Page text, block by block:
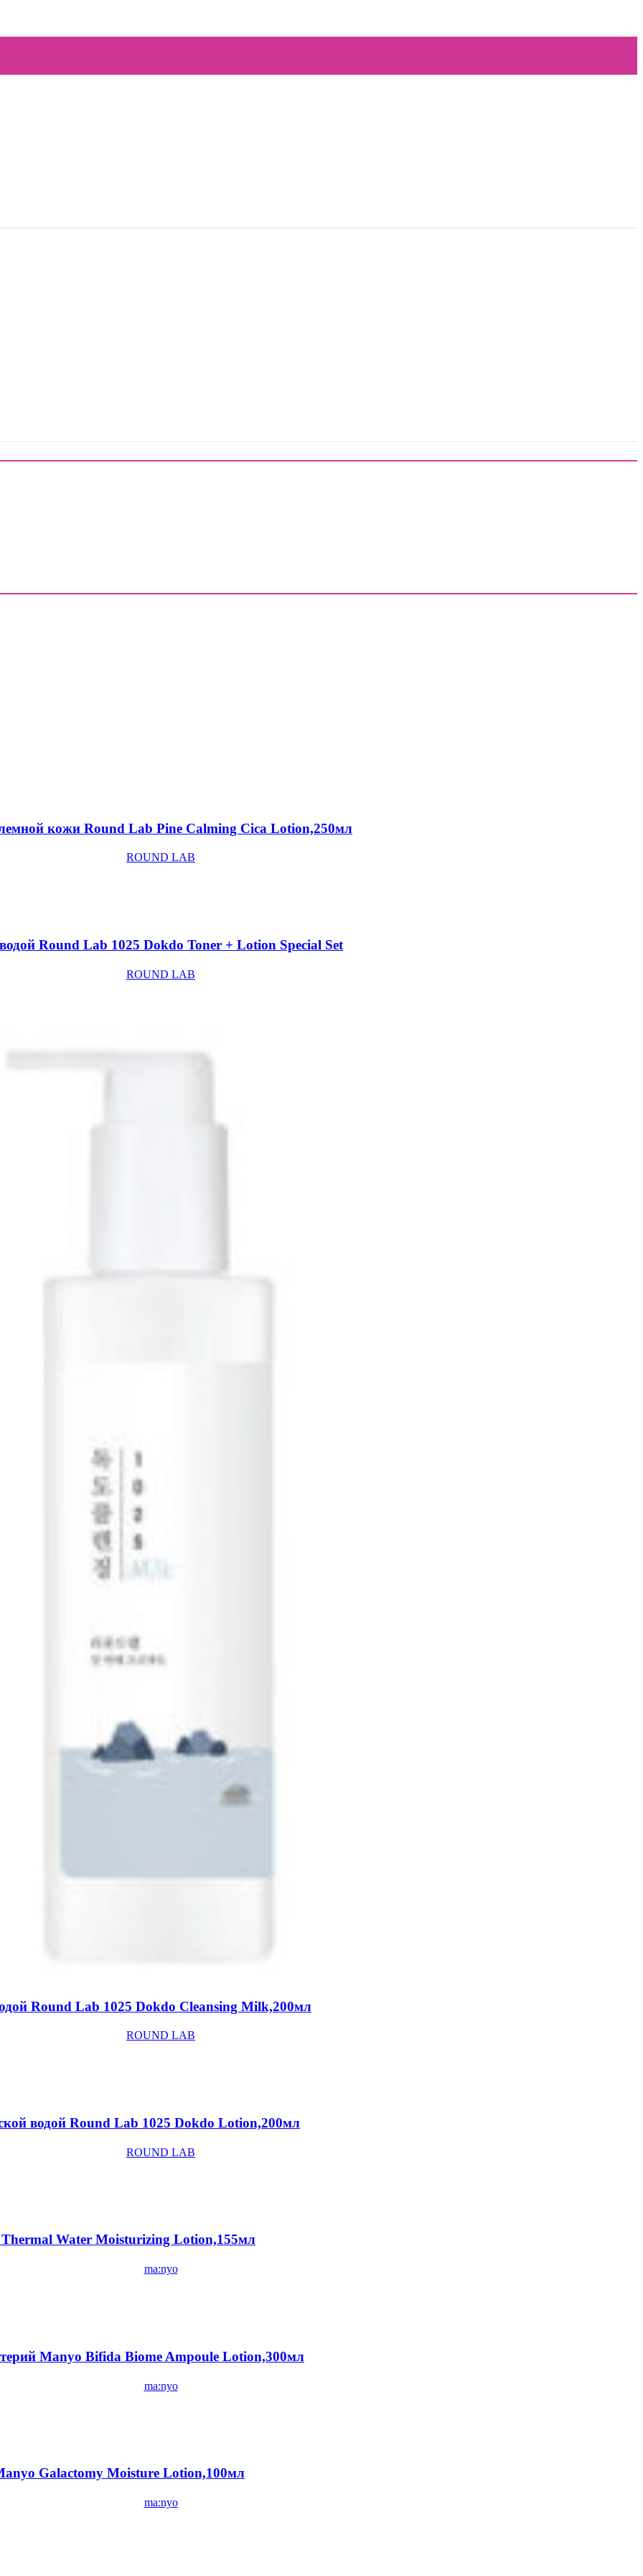
кожи Round Lab Pine Calming Cica Lotion,250мл
ROUND LAB
Round Lab 1025 Dokdo Toner + Lotion Special Set
ROUND LAB
Round Lab 1025 Dokdo Cleansing Milk,200мл
ROUND LAB
водой Round Lab 1025 Dokdo Lotion,200мл
ROUND LAB
Water Moisturizing Lotion,155мл
ma:nyo
Manyo Bifida Biome Ampoule Lotion,300мл
ma:nyo
Galactomy Moisture Lotion,100мл
ma:nyo